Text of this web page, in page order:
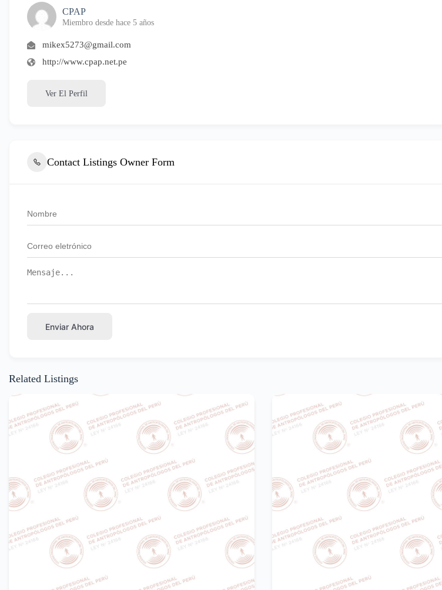
CPAP
Miembro desde hace 5 años
mikex5273@gmail.com
http://www.cpap.net.pe
Ver El Perfil
Contact Listings Owner Form
Enviar Ahora
Related Listings